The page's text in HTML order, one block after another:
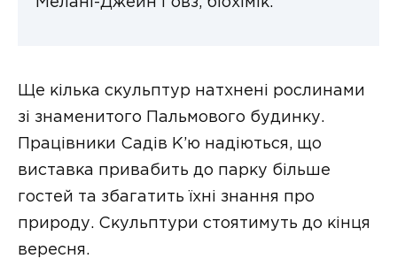
Ще кілька скульптур натхнені рослинами
зі знаменитого Пальмового будинку.
Працівники Садів К’ю надіються, що
виставка привабить до парку більше
гостей та збагатить їхні знання про
природу. Скульптури стоятимуть до кінця
вересня.